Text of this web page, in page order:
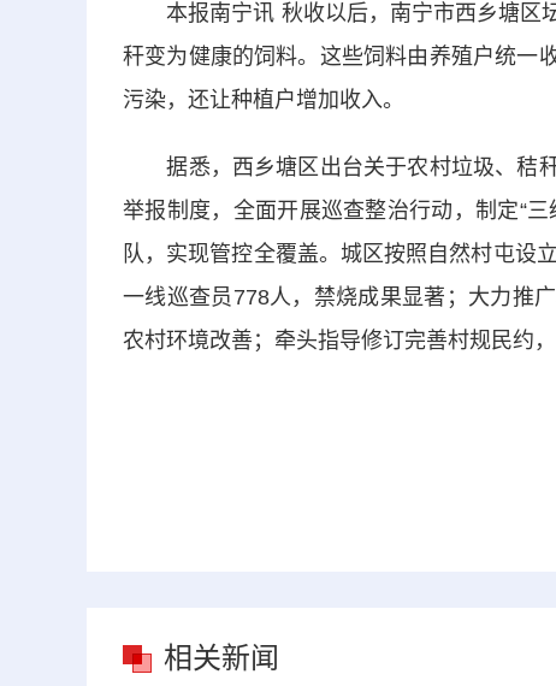
本报南宁讯 秋收以后，南宁市西乡塘区
秆变为健康的饲料。这些饲料由养殖户统一
污染，还让种植户增加收入。
据悉，西乡塘区出台关于农村垃圾、秸秆
举报制度，全面开展巡查整治行动，制定“
队，实现管控全覆盖。城区按照自然村屯设
一线巡查员778人，禁烧成果显著；大力推
农村环境改善；牵头指导修订完善村规民约
相关新闻